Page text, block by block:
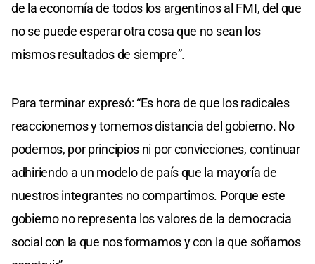
de la economía de todos los argentinos al FMI, del que
no se puede esperar otra cosa que no sean los
mismos resultados de siempre”.
Para terminar expresó: “Es hora de que los radicales
reaccionemos y tomemos distancia del gobierno. No
podemos, por principios ni por convicciones, continuar
adhiriendo a un modelo de país que la mayoría de
nuestros integrantes no compartimos. Porque este
gobierno no representa los valores de la democracia
social con la que nos formamos y con la que soñamos